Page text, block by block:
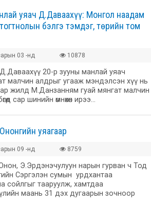
уяач Д.Даваахүү: Монгол наадам
бэлгэ тэмдэг, төрийн том
03 -нд 10878
Д.Даваахүү 20-р зууны манлай уяач
малчин алдрыг угааж мэндэлсэн хүү нь
жилд М.Данзанням гуай мянгат малчин
сар шинийн өмнөхөн ирээ…
уяагаар
09 -нд 8759
Э.Эрдэнэчулуун нарын гурван ч Тод
Сэргэлэн сумын урдхантаа
сойлгыг тааруулж, хамтдаа
маань 31 дэх дугаарын зочноор